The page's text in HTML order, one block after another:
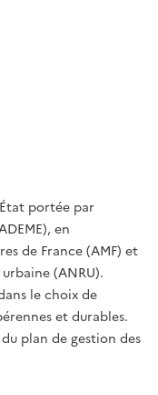
portée par
en
de France (AMF) et
(ANRU).
le choix de
et durables.
plan de gestion des